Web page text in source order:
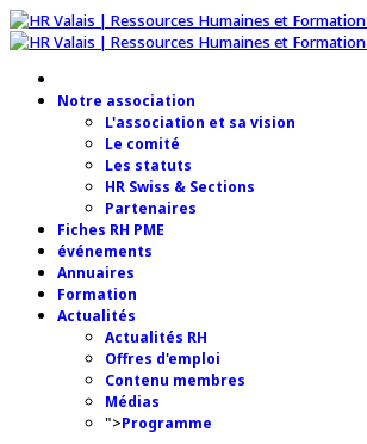
Notre association
L'association et sa vision
Le comité
Les statuts
HR Swiss & Sections
Partenaires
Fiches RH PME
événements
Annuaires
Formation
Actualités
Actualités RH
Offres d'emploi
Contenu membres
Médias
">Programme